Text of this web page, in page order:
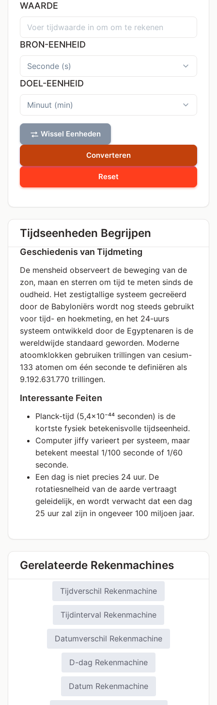
WAARDE
BRON-EENHEID
DOEL-EENHEID
Wissel Eenheden
Reset
Converteren
Tijdseenheden Begrijpen
Geschiedenis van Tijdmeting
De mensheid observeert de beweging van de
zon, maan en sterren om tijd te meten sinds de
oudheid. Het zestigtallige systeem gecreëerd
door de Babyloniërs wordt nog steeds gebruikt
voor tijd- en hoekmeting, en het 24-uurs
systeem ontwikkeld door de Egyptenaren is de
wereldwijde standaard geworden. Moderne
atoomklokken gebruiken trillingen van cesium-
133 atomen om één seconde te definiëren als
9.192.631.770 trillingen.
Interessante Feiten
Planck-tijd (5,4×10⁻⁴⁴ seconden) is de
kortste fysiek betekenisvolle tijdseenheid.
Computer jiffy varieert per systeem, maar
betekent meestal 1/100 seconde of 1/60
seconde.
Een dag is niet precies 24 uur. De
rotatiesnelheid van de aarde vertraagt
geleidelijk, en wordt verwacht dat een dag
25 uur zal zijn in ongeveer 100 miljoen jaar.
Gerelateerde Rekenmachines
Tijdverschil Rekenmachine
Tijdinterval Rekenmachine
Datumverschil Rekenmachine
D-dag Rekenmachine
Datum Rekenmachine